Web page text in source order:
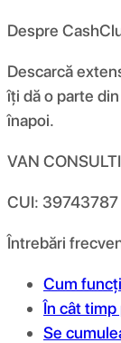
Despre
Descarcă
îți dă o parte
înapoi.
VAN
CUI: 39743787
Întrebări
Cum
În cât
Se